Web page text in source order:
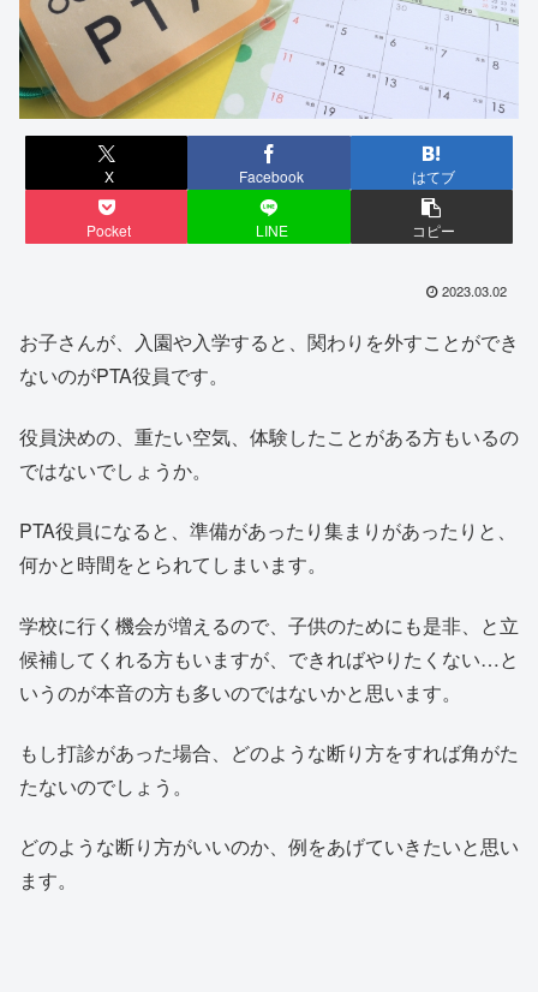
X Facebook はてブ
Pocket LINE コピー
2023.03.02
お子さんが、入園や入学すると、関わりを外すことができ
ないのがPTA役員です。
役員決めの、重たい空気、体験したことがある方もいるの
ではないでしょうか。
PTA役員になると、準備があったり集まりがあったりと、
何かと時間をとられてしまいます。
学校に行く機会が増えるので、子供のためにも是非、と立
候補してくれる方もいますが、できればやりたくない…と
いうのが本音の方も多いのではないかと思います。
もし打診があった場合、どのような断り方をすれば角がた
たないのでしょう。
どのような断り方がいいのか、例をあげていきたいと思い
ます。